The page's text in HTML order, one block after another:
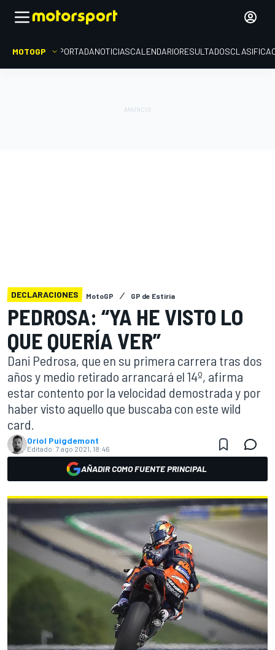
MOTOGP PORTADANOTICIASCALENDARIORESULTADOS
DECLARACIONES MotoGP GP de Estiria
PEDROSA: “YA HE VISTO LO
QUE QUERÍA VER”
Dani Pedrosa, que en su primera carrera tras dos
años y medio retirado arrancará el 14º, afirma
estar contento por la velocidad demostrada y por
haber visto aquello que buscaba con este wild
card.
Oriol Puigdemont
Editado: 7 ago 2021, 18:46
AÑADIR COMO FUENTE PRINCIPAL